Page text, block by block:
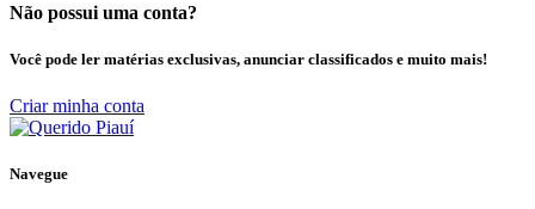
Não possui uma conta?
Você pode ler matérias exclusivas, anunciar classificados e muito mais!
Criar minha conta
Navegue